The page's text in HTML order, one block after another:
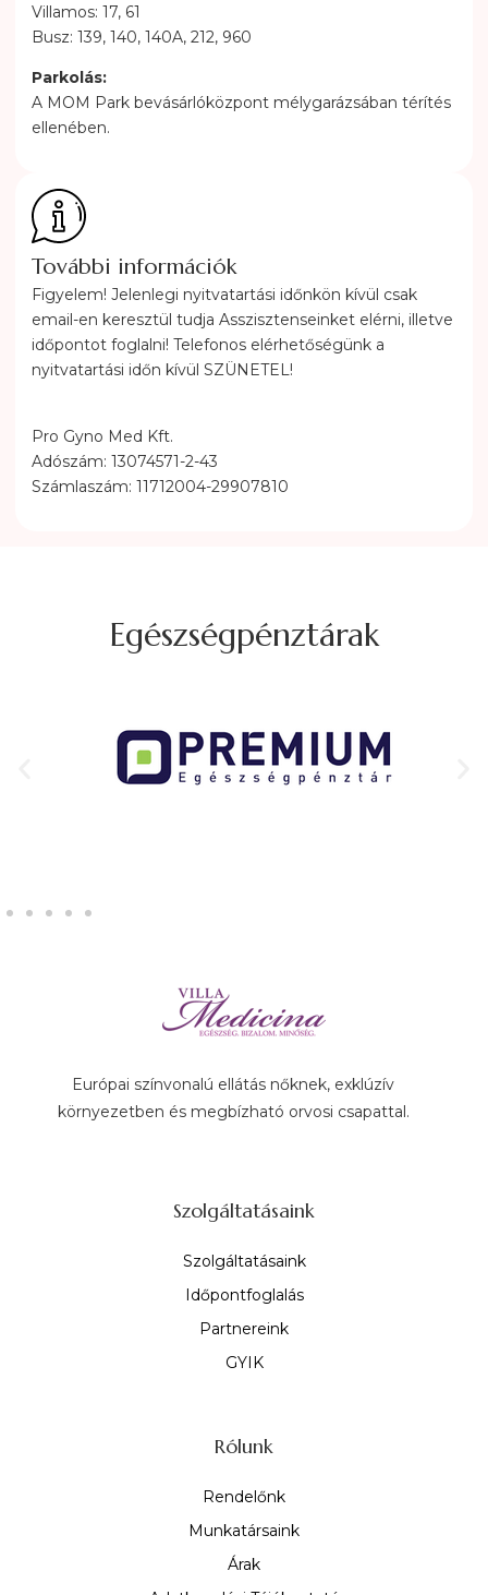
Villamos: 17, 61
Busz: 139, 140, 140A, 212, 960
Parkolás:
A MOM Park bevásárlóközpont mélygarázsában térítés
ellenében.
További információk
Figyelem! Jelenlegi nyitvatartási időnkön kívül csak
email-en keresztül tudja Asszisztenseinket elérni, illetve
időpontot foglalni! Telefonos elérhetőségünk a
nyitvatartási időn kívül SZÜNETEL!
Pro Gyno Med Kft.
Adószám: 13074571-2-43
Számlaszám: 11712004-29907810
Egészségpénztárak
Európai színvonalú ellátás nőknek, exklúzív
környezetben és megbízható orvosi csapattal.
Szolgáltatásaink
Szolgáltatásaink
Időpontfoglalás
Partnereink
GYIK
Rólunk
Rendelőnk
Munkatársaink
Árak